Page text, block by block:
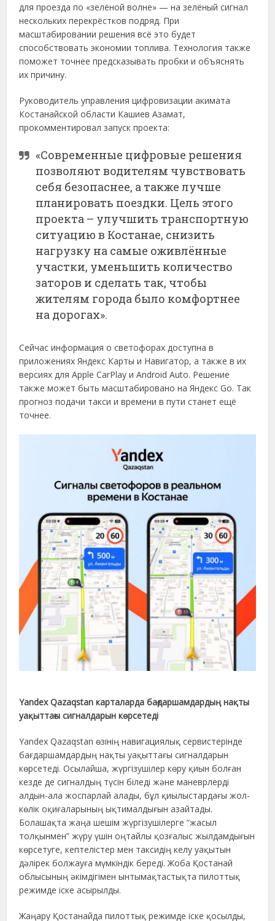
для проезда по «зелёной волне» — на зелёный сигнал
нескольких перекрёстков подряд. При
масштабировании решения всё это будет
способствовать экономии топлива. Технология также
поможет точнее предсказывать пробки и объяснять
их причину.
Руководитель управления цифровизации акимата
Костанайской области Кашиев Азамат,
прокомментировал запуск проекта:
«Современные цифровые решения
позволяют водителям чувствовать
себя безопаснее, а также лучше
планировать поездки. Цель этого
проекта – улучшить транспортную
ситуацию в Костанае, снизить
нагрузку на самые оживлённые
участки, уменьшить количество
заторов и сделать так, чтобы
жителям города было комфортнее
на дорогах».
Сейчас информация о светофорах доступна в
приложениях Яндекс Карты и Навигатор, а также в их
версиях для Apple CarPlay и Android Auto. Решение
также может быть масштабировано на Яндекс Go. Так
прогноз подачи такси и времени в пути станет ещё
точнее.
Yandex Qazaqstan карталарда бағдаршамдардың нақты
уақыттағы сигналдарын көрсетеді
Yandex Qazaqstan өзінің навигациялық сервистерінде
бағдаршамдардың нақты уақыттағы сигналдарын
көрсетеді. Осылайша, жүргізушілер көру қиын болған
кезде де сигналдың түсін біледі және маневрлерді
алдын-ала жоспарлай алады, бұл қиылыстардағы жол-
көлік оқиғаларының ықтималдығын азайтады.
Болашақта жаңа шешім жүргізушілерге “жасыл
толқынмен” жүру үшін оңтайлы қозғалыс жылдамдығын
көрсетуге, кептелістер мен таксидің келу уақытын
дәлірек болжауға мүмкіндік береді. Жоба Қостанай
облысының әкімдігімен ынтымақтастықта пилоттық
режимде іске асырылды.
Жаңару Қостанайда пилоттық режимде іске қосылды,